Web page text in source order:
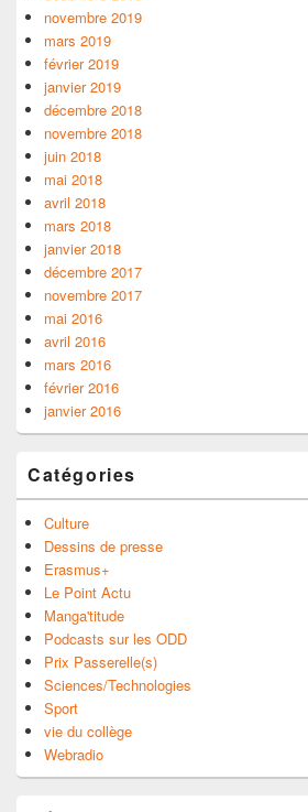
novembre 2019
mars 2019
février 2019
janvier 2019
décembre 2018
novembre 2018
juin 2018
mai 2018
avril 2018
mars 2018
janvier 2018
décembre 2017
novembre 2017
mai 2016
avril 2016
mars 2016
février 2016
janvier 2016
Catégories
Culture
Dessins de presse
Erasmus+
Le Point Actu
Manga'titude
Podcasts sur les ODD
Prix Passerelle(s)
Sciences/Technologies
Sport
vie du collège
Webradio